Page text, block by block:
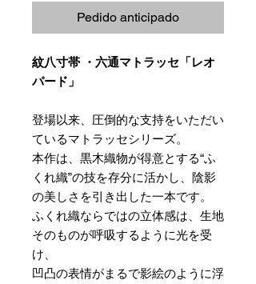
Pedido anticipado
紋八寸帯 ・六通マトラッセ「レオ
パード」
登場以来、圧倒的な支持をいただい
ているマトラッセシリーズ。
本作は、黒木織物が得意とする“ふ
くれ織”の技を存分に活かし、陰影
の美しさを引き出した一本です。
ふくれ織ならではの立体感は、生地
そのものが呼吸するように光を受
け、
凹凸の表情がまるで影絵のように浮